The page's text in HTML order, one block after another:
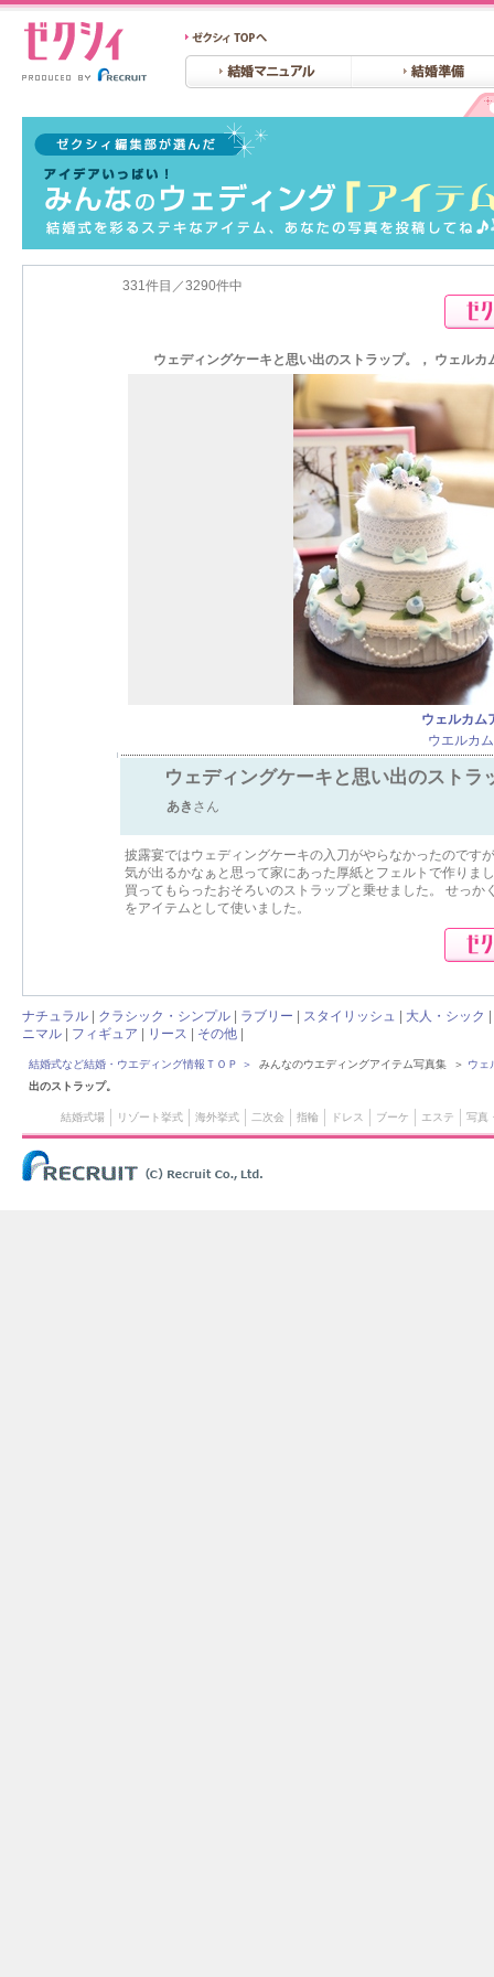
331件目／3290件中
ウェディングケーキと思い出のストラップ。， ウェル
ウェルカム
ウエルカ
ウェディングケーキと思い出のストラ
あき さん
披露宴ではウェディングケーキの入刀がやらなかったのです
気が出るかなぁと思って家にあった厚紙とフェルトで作りま
買ってもらったおそろいのストラップと乗せました。 せっか
をアイテムとして使いました。
ナチュラル クラシック・シンプル ラブリー スタイリッシュ 大人・シック
ニマル
フィギュア リース その他
結婚式など結婚・ウエディング情報ＴＯＰ ＞ みんなのウエディングアイテム写真集 ＞ ウェ
出のストラップ。
結婚式場 リゾート挙式 海外挙式 二次会 指輪 ドレス ブーケ エステ 写真